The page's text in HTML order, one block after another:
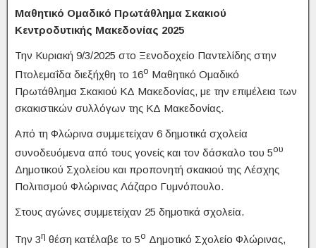
Μαθητικό Ομαδικό Πρωτάθλημα Σκακιού
Κεντροδυτικής Μακεδονίας 2025
Την Κυριακή 9/3/2025 στο Ξενοδοχείο Παντελίδης στην
Πτολεμαΐδα διεξήχθη το 16ο Μαθητικό Ομαδικό
Πρωτάθλημα Σκακιού ΚΔ Μακεδονίας, με την επιμέλεια των
σκακιστικών συλλόγων της ΚΔ Μακεδονίας.
Από τη Φλώρινα συμμετείχαν 6 δημοτικά σχολεία
συνοδευόμενα από τους γονείς και τον δάσκαλο του 5ου
Δημοτικού Σχολείου και προπονητή σκακιού της Λέσχης
Πολιτισμού Φλώρινας Λάζαρο Γυμνόπουλο.
Στους αγώνες συμμετείχαν 25 δημοτικά σχολεία.
Την 3η θέση κατέλαβε το 5ο Δημοτικό Σχολείο Φλώρινας,